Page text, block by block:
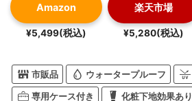
Amazon
¥5,499(税込)
楽天市場
¥5,280(税込)
市販品 ウォータープルーフ
専用ケース付き 化粧下地効果あり